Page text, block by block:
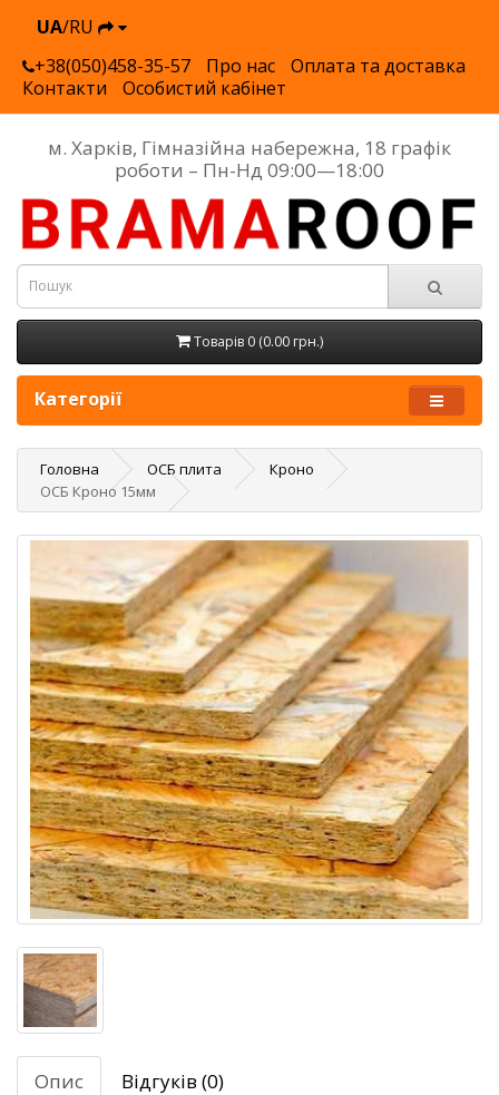
UA/RU
+38(050)458-35-57
Про нас
Оплата та доставка
Контакти
Особистий кабінет
м. Харків, Гімназійна набережна, 18 графік
роботи – Пн-Нд 09:00—18:00
Товарів 0 (0.00 грн.)
Категорії
Головна ОСБ плита
Кроно
ОСБ Кроно 15мм
Опис Відгуків (0)